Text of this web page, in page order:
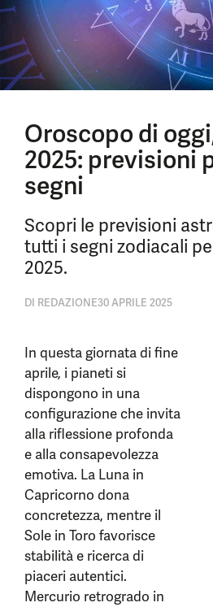
Oroscopo di
2025: previsioni
segni
Scopri le previsioni
tutti i segni zodiacali
2025.
DI REDAZIONE30 APRILE 2025
In questa giornata di fine
aprile, i pianeti si
dispongono in una
configurazione che invita
alla riflessione profonda
e alla consapevolezza
emotiva. La Luna in
Capricorno dona
concretezza, mentre il
Sole in Toro favorisce
stabilità e ricerca di
piaceri autentici.
Mercurio retrogrado in